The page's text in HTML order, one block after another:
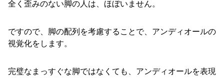
全く歪みのない脚の人は、ほぼいません。
ですので、脚の配列を考慮することで、アンディオールの
視覚化をします。
完璧なまっすぐな脚ではなくても、アンディオールを表現